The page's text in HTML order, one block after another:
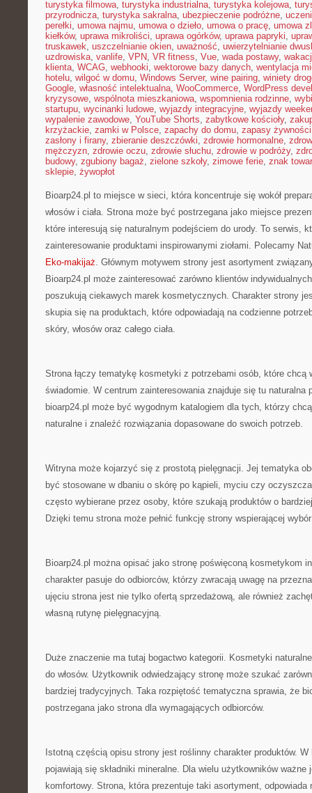
turystyka filmowa, turystyka industrialna, turystyka kolejowa,
przyrodnicza, turystyka sakralna, ubezpieczenie podróżne,
perełki, umowa najmu, umowa o dzieło, umowa o pracę, umowa
kiełków, uprawa mikroliści, uprawa ogórków, uprawa papryki,
truskawek, uszczelnianie okien, uważność, uwierzytelnianie
uzdrowiska, vanlife, VPN, VR fitness, Vue, wada postawy,
klienta, WCAG, webhooki, wektorowe bazy danych, wentylacja
hotelu, wilgoć w domu, Windows Server, wine pairing, winiety
Google, własność intelektualna, WooCommerce, WordPress
kryzysowe, wspólnota mieszkaniowa, wspomnienia rodzinne,
startupu, wycinanki ludowe, wyjazdy integracyjne, wyjazdy
wypalenie zawodowe, YouTube Shorts, zabytkowe kościoły,
krzyżackie, zamki w Polsce, zapachy do domu, zapasy żywności
zasłony i firany, zbieranie deszczówki, zdrowie hormonalne,
mężczyzn, zdrowie oczu, zdrowie słuchu, zdrowie w podróży,
budowy, zgubiony bagaż, zielone szkoły, zimowe ferie, znak
sklepie, żywopłot
Bioarp24.pl to miejsce w sieci, która koncentruje się wokół
włosów i ciała. Strona może być postrzegana jako miejsce
które interesują się naturalnym podejściem do urody. To serwis,
zainteresowanie produktami inspirowanymi ziołami. Polecamy
Eko-makijaż. Głównym motywem strony jest asortyment
Bioarp24.pl może zainteresować zarówno klientów
poszukują ciekawych marek kosmetycznych. Charakter strony
skupia się na produktach, które odpowiadają na codzienne
skóry, włosów oraz całego ciała.
Strona łączy tematykę kosmetyki z potrzebami osób, które chcą
świadomie. W centrum zainteresowania znajduje się tu naturalna
bioarp24.pl może być wygodnym katalogiem dla tych, którzy
naturalne i znaleźć rozwiązania dopasowane do swoich potrzeb.
Witryna może kojarzyć się z prostotą pielęgnacji. Jej tematyka
być stosowane w dbaniu o skórę po kąpieli, myciu czy
często wybierane przez osoby, które szukają produktów o
Dzięki temu strona może pełnić funkcję strony wspierającej
Bioarp24.pl można opisać jako stronę poświęconą kosmetykom
charakter pasuje do odbiorców, którzy zwracają uwagę na
ujęciu strona jest nie tylko ofertą sprzedażową, ale również
własną rutynę pielęgnacyjną.
Duże znaczenie ma tutaj bogactwo kategorii. Kosmetyki
do włosów. Użytkownik odwiedzający stronę może szukać
bardziej tradycyjnych. Taka rozpiętość tematyczna sprawia, że
postrzegana jako strona dla wymagających odbiorców.
Istotną częścią opisu strony jest roślinny charakter produktów.
pojawiają się składniki mineralne. Dla wielu użytkowników ważne
komfortowy. Strona, która prezentuje taki asortyment, odpowiada